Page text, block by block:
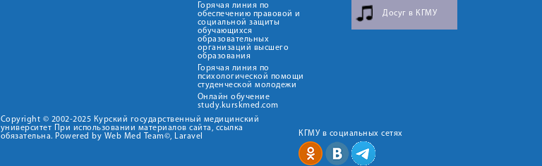
Горячая линия по
обеспечению правовой и
социальной защиты
обучающихся
образовательных
организаций высшего
образования
Горячая линия по
психологической помощи
студенческой молодежи
Онлайн обучение
study.kurskmed.com
Досуг в КГМУ
Copyright © 2002-2025 Курский государственный медицинский
университет При использовании материалов сайта, ссылка
обязательна. Powered by Web Med Team©, Laravel
КГМУ в социальных сетях